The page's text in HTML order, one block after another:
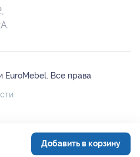
EuroMebel. Все права
Добавить в корзину